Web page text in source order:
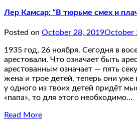
Лер Камсар: “В тюрьме смех и
Posted on October 28, 2019October
1935 год, 26 ноября. Сегодня в
арестовали. Что означает быть
арестованным означает — пять
жена и трое детей, теперь они уже
у одного из твоих детей придёт
«папа», то для этого необходимо…
Read More